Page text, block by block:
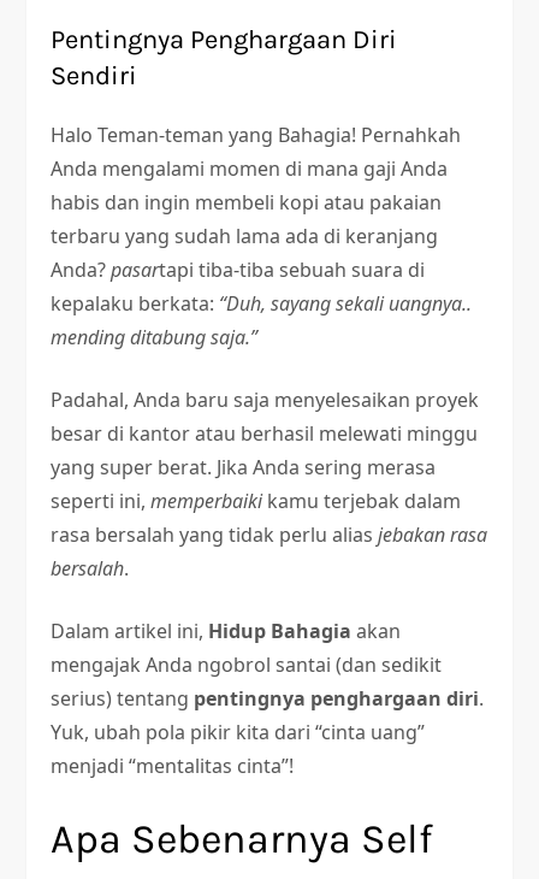
Pentingnya Penghargaan Diri
Sendiri
Halo Teman-teman yang Bahagia! Pernahkah
Anda mengalami momen di mana gaji Anda
habis dan ingin membeli kopi atau pakaian
terbaru yang sudah lama ada di keranjang
Anda?pasartapi tiba-tiba sebuah suara di
kepalaku berkata: “Duh, sayang sekali uangnya..
mending ditabung saja.”
Padahal, Anda baru saja menyelesaikan proyek
besar di kantor atau berhasil melewati minggu
yang super berat. Jika Anda sering merasa
seperti ini,memperbaikikamu terjebak dalam
rasa bersalah yang tidak perlu aliasjebakan rasa
bersalah.
Dalam artikel ini, Hidup Bahagia akan
mengajak Anda ngobrol santai (dan sedikit
serius) tentang pentingnya penghargaan diri.
Yuk, ubah pola pikir kita dari “cinta uang”
menjadi “mentalitas cinta”!
Apa Sebenarnya Self